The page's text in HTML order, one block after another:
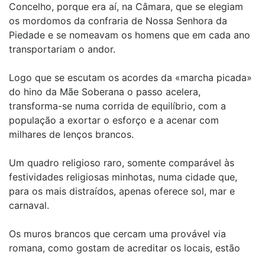
Concelho, porque era aí, na Câmara, que se elegiam
os mordomos da confraria de Nossa Senhora da
Piedade e se nomeavam os homens que em cada ano
transportariam o andor.
Logo que se escutam os acordes da «marcha picada»
do hino da Mãe Soberana o passo acelera,
transforma-se numa corrida de equilíbrio, com a
população a exortar o esforço e a acenar com
milhares de lenços brancos.
Um quadro religioso raro, somente comparável às
festividades religiosas minhotas, numa cidade que,
para os mais distraídos, apenas oferece sol, mar e
carnaval.
Os muros brancos que cercam uma provável via
romana, como gostam de acreditar os locais, estão